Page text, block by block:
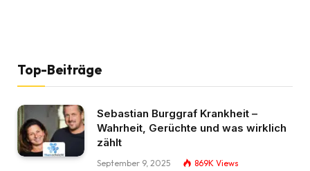
Top-Beiträge
Sebastian Burggraf Krankheit –
Wahrheit, Gerüchte und was wirklich
zählt
September 9, 2025 869K Views